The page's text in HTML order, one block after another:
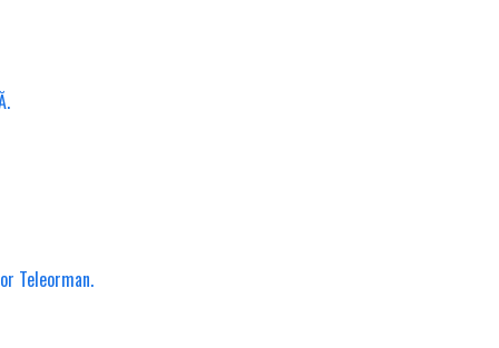
Teleorman.